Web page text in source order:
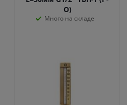
О)
Много на складе